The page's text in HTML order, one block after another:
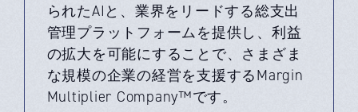
られたAIと、業界をリードする総支出
管理プラットフォームを提供し、利益
の拡大を可能にすることで、さまざま
な規模の企業の経営を支援するMargin
Multiplier Company™です。